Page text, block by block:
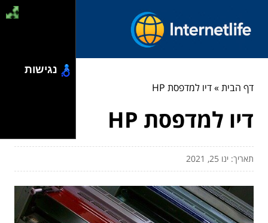
דף הבית»דיו למדפסת HP
דיו למדפסת HP
תאריך: ינו 25, 2021
נגישות